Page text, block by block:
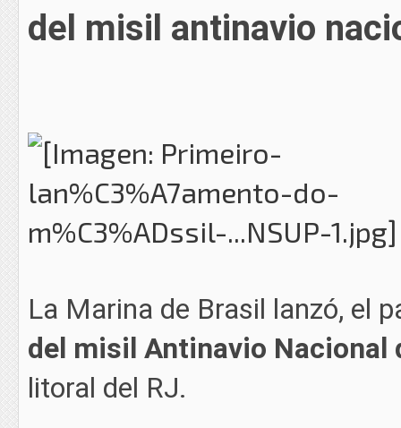
del misil antinavio
La Marina de Brasil lanzó, el
del misil Antinavio Nacional
litoral del RJ.